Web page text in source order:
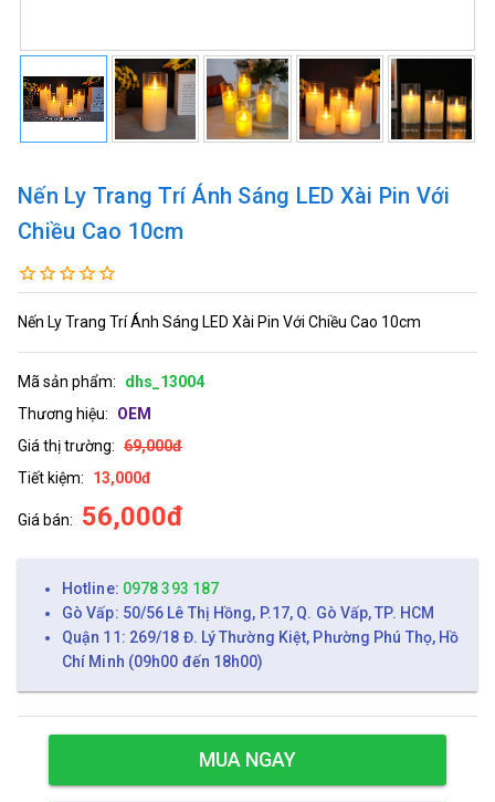
Nến Ly Trang Trí Ánh Sáng LED Xài Pin Với
Chiều Cao 10cm
Nến Ly Trang Trí Ánh Sáng LED Xài Pin Với Chiều Cao 10cm
Mã sản phẩm:
dhs_13004
Thương hiệu:
OEM
Giá thị trường: 69,000đ
Tiết kiệm:
13,000đ
Giá bán: 56,000đ
Hotline: 0978 393 187
Gò Vấp: 50/56 Lê Thị Hồng, P.17, Q. Gò Vấp, TP. HCM
Quận 11: 269/18 Đ. Lý Thường Kiệt, Phường Phú Thọ, Hồ
Chí Minh (09h00 đến 18h00)
MUA NGAY